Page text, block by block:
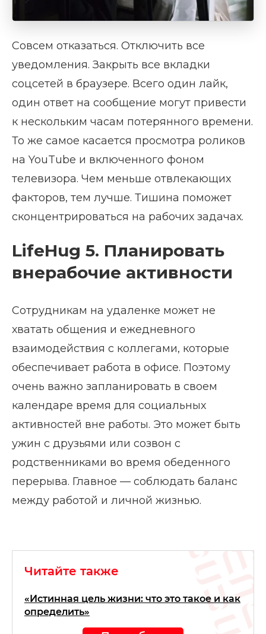
Совсем отказаться. Отключить все
уведомления. Закрыть все вкладки
соцсетей в браузере. Всего один лайк,
один ответ на сообщение могут привести
к нескольким часам потерянного времени.
То же самое касается просмотра роликов
на YouTube и включенного фоном
телевизора. Чем меньше отвлекающих
факторов, тем лучше. Тишина поможет
сконцентрироваться на рабочих задачах.
LifeHug 5. Планировать
внерабочие активности
Сотрудникам на удаленке может не
хватать общения и ежедневного
взаимодействия с коллегами, которые
обеспечивает работа в офисе. Поэтому
очень важно запланировать в своем
календаре время для социальных
активностей вне работы. Это может быть
ужин с друзьями или созвон с
родственниками во время обеденного
перерыва. Главное — соблюдать баланс
между работой и личной жизнью.
Читайте также
«Истинная цель жизни: что это такое и как
определить»